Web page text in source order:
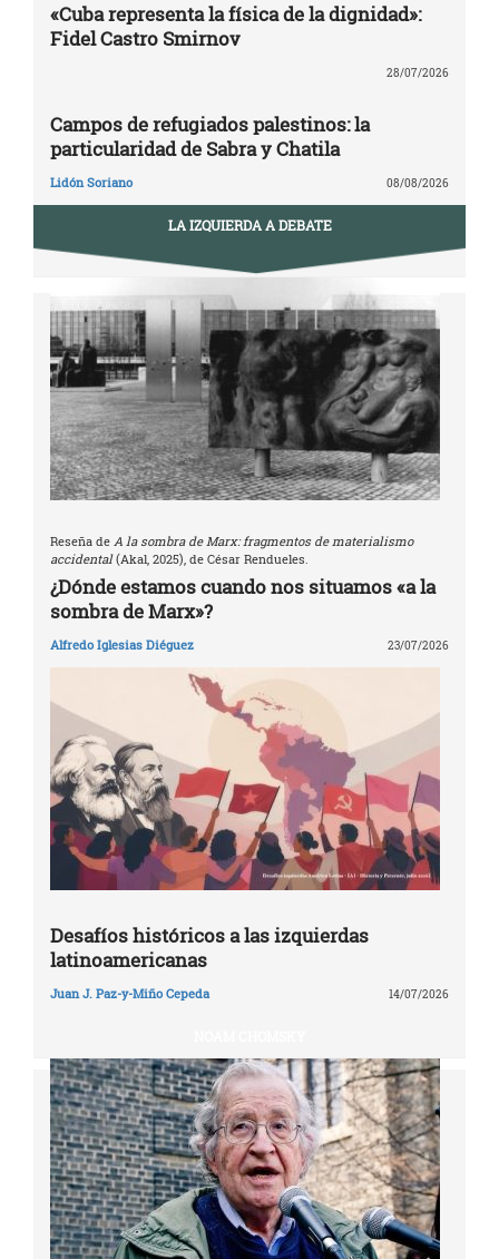
«Cuba representa la física de la dignidad»:
Fidel Castro Smirnov
28/07/2026
Campos de refugiados palestinos: la
particularidad de Sabra y Chatila
Lidón Soriano 08/08/2026
LA IZQUIERDA A DEBATE
Reseña de A la sombra de Marx: fragmentos de materialismo
accidental(Akal, 2025), de César Rendueles.
¿Dónde estamos cuando nos situamos «a la
sombra de Marx»?
Alfredo Iglesias Diéguez 23/07/2026
Desafíos históricos a las izquierdas
latinoamericanas
Juan J. Paz-y-Miño Cepeda 14/07/2026